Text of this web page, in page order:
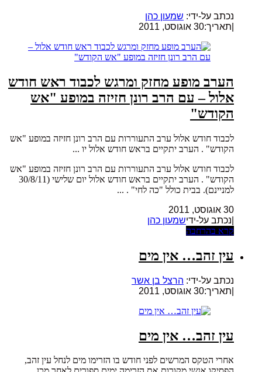
נכתב על-ידי: שמעון כהן
תאריך:30 אוגוסט, 2011
הערב מופע מחזק ומרגש לכבוד ראש חודש
אלול – עם הרב רונן חזיזה במופע "אש
הקודש"
לכבוד חודש אלול ערב התעוררות עם הרב רונן חזיזה במופע "אש
הקודש" . הערב יתקיים בראש חודש אלול יו ...
לכבוד חודש אלול ערב התעוררות עם הרב רונן חזיזה במופע "אש
הקודש" . הערב יתקיים בראש חודש אלול יום שלישי (30/8/11
למניינם). בבית כולל "כה לחי" . ...
30 אוגוסט, 2011
|נכתב על-ידישמעון כהן
קרא בהרחבה
עין זהב… אין מים
נכתב על-ידי: הרצל בן אשר
תאריך:30 אוגוסט, 2011
עין זהב… אין מים
אחרי הטקס המרשים לפני חודש בו הזרימו מים לנחל עין זהב,